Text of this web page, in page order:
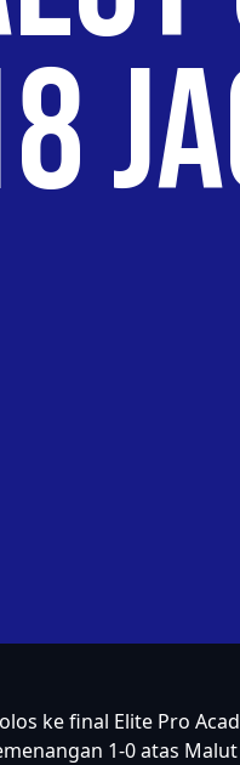
ke final Elite Pro
1-0 atas